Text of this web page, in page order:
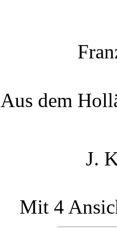
Aus dem
J.
Mit 4